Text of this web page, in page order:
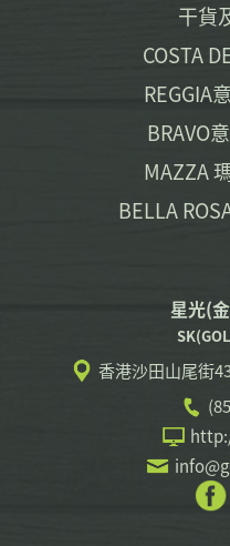
干貨
COSTA
REGGIA
BRAVO
MAZZA
BELLA
星光(
香港沙田山尾街